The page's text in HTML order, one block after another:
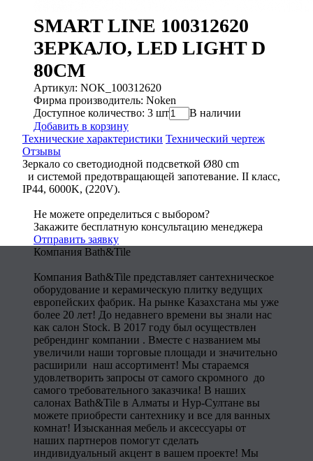
SMART LINE 100312620
ЗЕРКАЛО, LED LIGHT D
80CM
Артикул: NOK_100312620
Фирма производитель: Noken
Доступное количество: 3 шт
В наличии
Добавить в корзину
Технические характеристики Технический чертеж
Отзывы
Зеркало со светодиодной подсветкой Ø80 cm
и системой предотвращающей запотевание. II класс,
IP44, 6000K, (220V).
Не можете определиться с выбором?
Закажите бесплатную консультацию менеджера
Отправить заявку
Компания Bath&Tile
Компания Bath&Tile представляет сантехническое
оборудование и керамическую плитку ведущих
европейских фабрик. На рынке Казахстана мы уже
более 20 лет! До недавнего времени вы знали нас
как салон Stock. В 2017 году был осуществлен
ребрендинг компании . Вместе с названием мы
увеличили наши торговые площади и значительно
расширили наш ассортимент! Мы стараемся
удовлетворить запросы от самого скромного до
самого требовательного заказчика! В наших
салонах Bath&Tile в Алматы и Нур-Султане вы
можете приобрести сантехнику и все для ванных
комнат! Изысканная мебель и аксессуары от
наших партнеров помогут сделать
индивидуальный акцент в вашем проекте! Мы